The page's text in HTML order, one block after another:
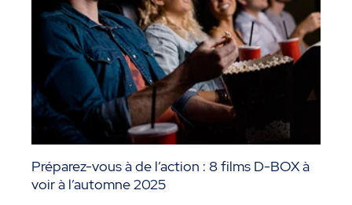
Préparez-vous à de l’action : 8 films D-BOX à
voir à l’automne 2025